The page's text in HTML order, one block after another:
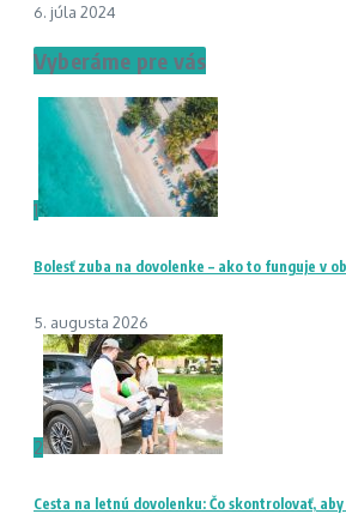
6. júla 2024
Vyberáme pre vás
1
Bolesť zuba na dovolenke – ako to funguje v
5. augusta 2026
2
Cesta na letnú dovolenku: Čo skontrolovať,